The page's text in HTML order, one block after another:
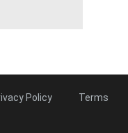
Policy
Terms